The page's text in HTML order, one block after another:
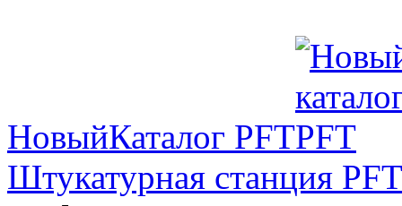
НовыйКаталог PFT
Штукатурная станция